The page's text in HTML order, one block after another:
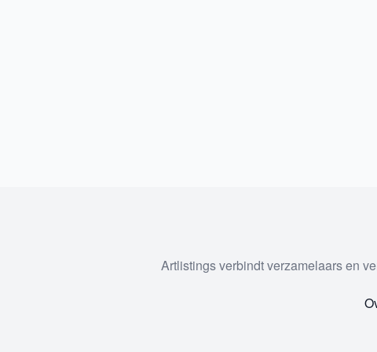
Artlistings verbindt verzamelaars en